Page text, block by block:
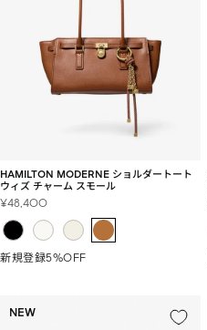
HAMILTON MODERNE ショルダートート
ウィズ チャーム スモール
セ
ル
格
¥48,400
新規登録5%OFF
NEW